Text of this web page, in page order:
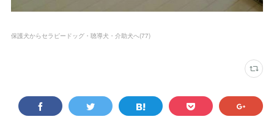
保護犬からセラピードッグ・聴導犬・介助犬へ(77)